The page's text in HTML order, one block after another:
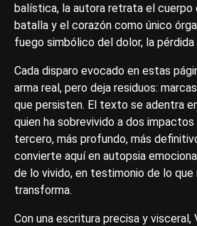
balística, la autora retrata el cuerpo
batalla y el corazón como único
fuego simbólico del dolor, la pérdida
Cada disparo evocado en estas
arma real, pero deja residuos:
que persisten. El texto se adentra
quien ha sobrevivido a dos
tercero, más profundo, más
convierte aquí en autopsia
de lo vivido, en testimonio de lo que
transforma.
Con una escritura precisa y visceral,